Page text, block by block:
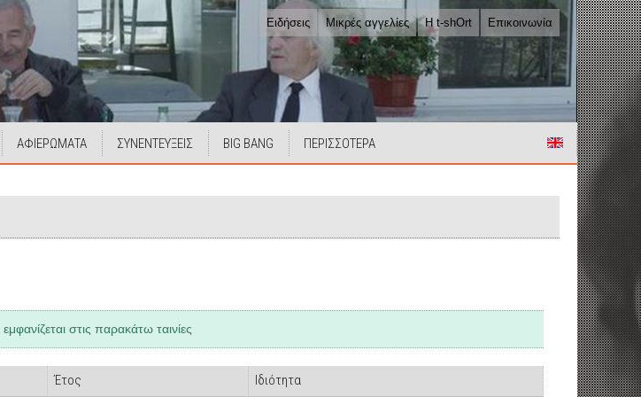
Ειδήσεις Μικρές αγγελίες Η t-shOrt Επικοινωνία
ΑΦΙΕΡΩΜΑΤΑ ΣΥΝΕΝΤΕΥΞΕΙΣ BIG BANG ΠΕΡΙΣΣΟΤΕΡΑ
εμφανίζεται στις παρακάτω ταινίες
Έτος Ιδιότητα